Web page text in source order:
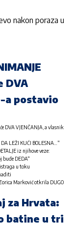
nakon poraza u
DVA
a postavio
DVA VJENČANJA, a vlasnik
DA LEŽI KUĆI BOLESNA…“
iz njihove veze:
bude DEDA“
u toku
Zorica Marković otkrila DUGO
za Hrvata:
batine u tri